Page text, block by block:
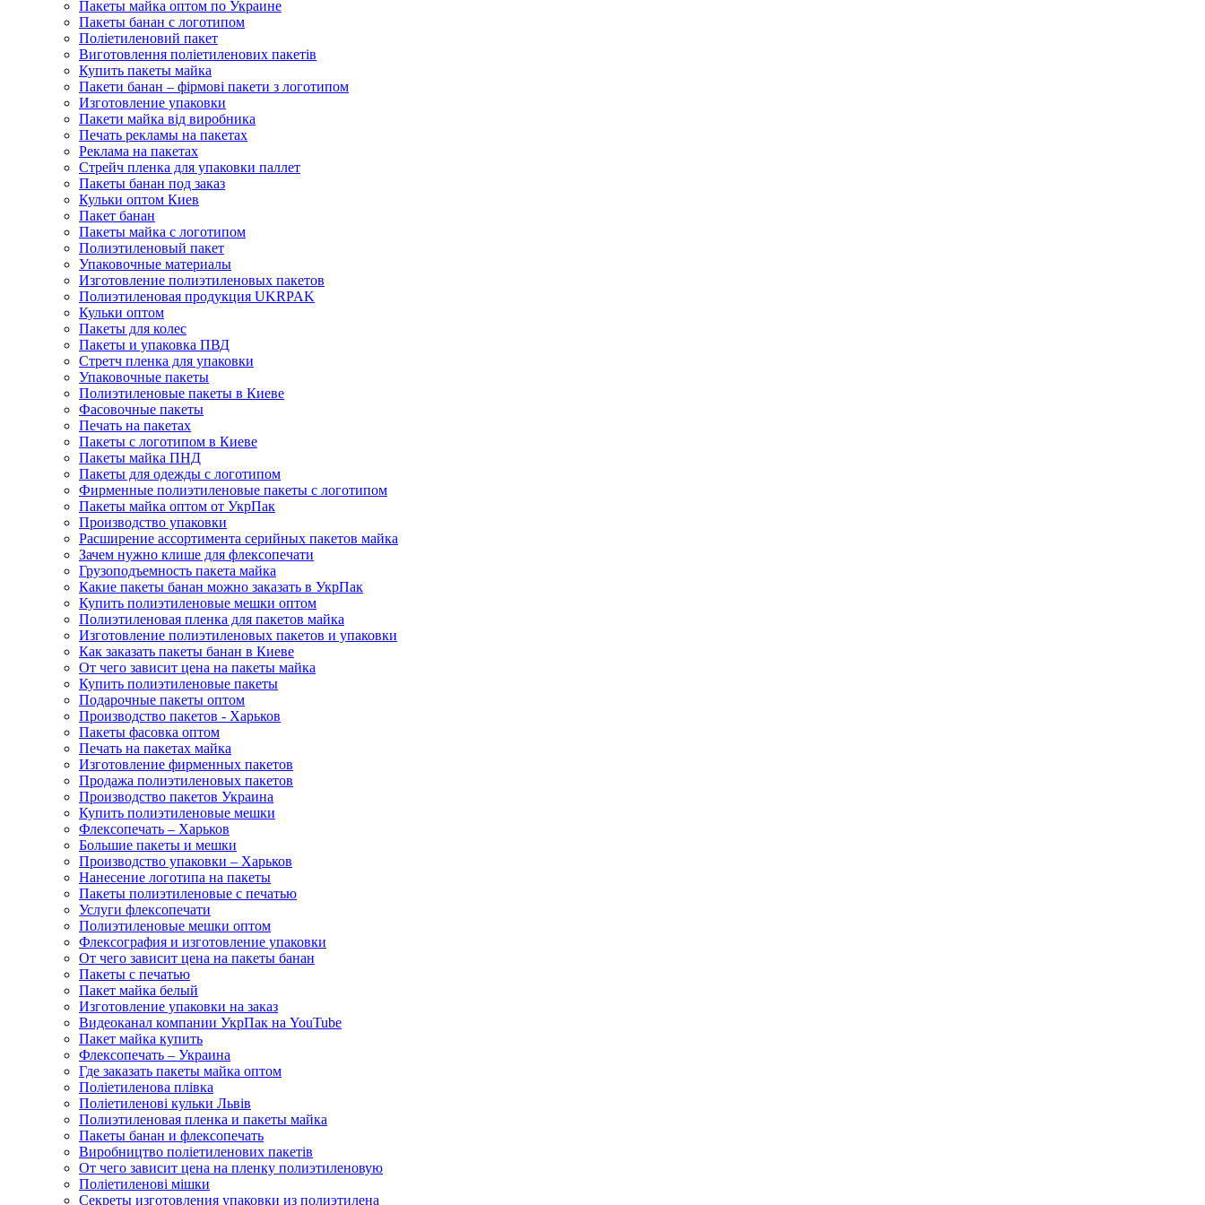
Пакеты майка оптом по Украине
Пакеты банан с логотипом
Поліетиленовий пакет
Виготовлення поліетиленових пакетів
Купить пакеты майка
Пакети банан – фірмові пакети з логотипом
Изготовление упаковки
Пакети майка від виробника
Печать рекламы на пакетах
Реклама на пакетах
Стрейч пленка для упаковки паллет
Пакеты банан под заказ
Кульки оптом Киев
Пакет банан
Пакеты майка с логотипом
Полиэтиленовый пакет
Упаковочные материалы
Изготовление полиэтиленовых пакетов
Полиэтиленовая продукция UKRPAK
Кульки оптом
Пакеты для колес
Пакеты и упаковка ПВД
Стретч пленка для упаковки
Упаковочные пакеты
Полиэтиленовые пакеты в Киеве
Фасовочные пакеты
Печать на пакетах
Пакеты с логотипом в Киеве
Пакеты майка ПНД
Пакеты для одежды с логотипом
Фирменные полиэтиленовые пакеты с логотипом
Пакеты майка оптом от УкрПак
Производство упаковки
Расширение ассортимента серийных пакетов майка
Зачем нужно клише для флексопечати
Грузоподъемность пакета майка
Какие пакеты банан можно заказать в УкрПак
Купить полиэтиленовые мешки оптом
Полиэтиленовая пленка для пакетов майка
Изготовление полиэтиленовых пакетов и упаковки
Как заказать пакеты банан в Киеве
От чего зависит цена на пакеты майка
Купить полиэтиленовые пакеты
Подарочные пакеты оптом
Производство пакетов - Харьков
Пакеты фасовка оптом
Печать на пакетах майка
Изготовление фирменных пакетов
Продажа полиэтиленовых пакетов
Производство пакетов Украина
Купить полиэтиленовые мешки
Флексопечать – Харьков
Большие пакеты и мешки
Производство упаковки – Харьков
Нанесение логотипа на пакеты
Пакеты полиэтиленовые с печатью
Услуги флексопечати
Полиэтиленовые мешки оптом
Флексография и изготовление упаковки
От чего зависит цена на пакеты банан
Пакеты с печатью
Пакет майка белый
Изготовление упаковки на заказ
Видеоканал компании УкрПак на YouTube
Пакет майка купить
Флексопечать – Украина
Где заказать пакеты майка оптом
Поліетиленова плівка
Поліетиленові кульки Львів
Полиэтиленовая пленка и пакеты майка
Пакеты банан и флексопечать
Виробництво поліетиленових пакетів
От чего зависит цена на пленку полиэтиленовую
Поліетиленові мішки
Секреты изготовления упаковки из полиэтилена